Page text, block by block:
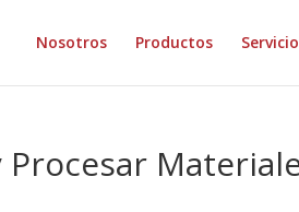
Nosotros Productos
Procesar